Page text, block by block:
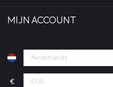
MIJN ACCOUNT
€